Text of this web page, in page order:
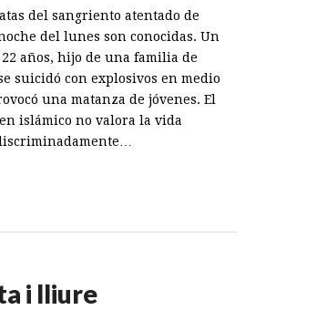
del sangriento atentado de
del lunes son conocidas. Un
años, hijo de una familia de
suicidó con explosivos en medio
una matanza de jóvenes. El
islámico no valora la vida
i lliure